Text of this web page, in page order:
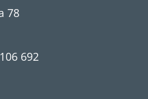
78
692